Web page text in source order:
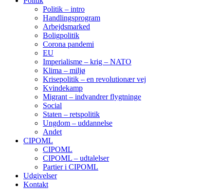
Politik – intro
Handlingsprogram
Arbejdsmarked
Boligpolitik
Corona pandemi
EU
Imperialisme – krig – NATO
Klima – miljø
Krisepolitik – en revolutionær vej
Kvindekamp
Migrant – indvandrer flygtninge
Social
Staten – retspolitik
Ungdom – uddannelse
Andet
CIPOML
CIPOML
CIPOML – udtalelser
Partier i CIPOML
Udgivelser
Kontakt